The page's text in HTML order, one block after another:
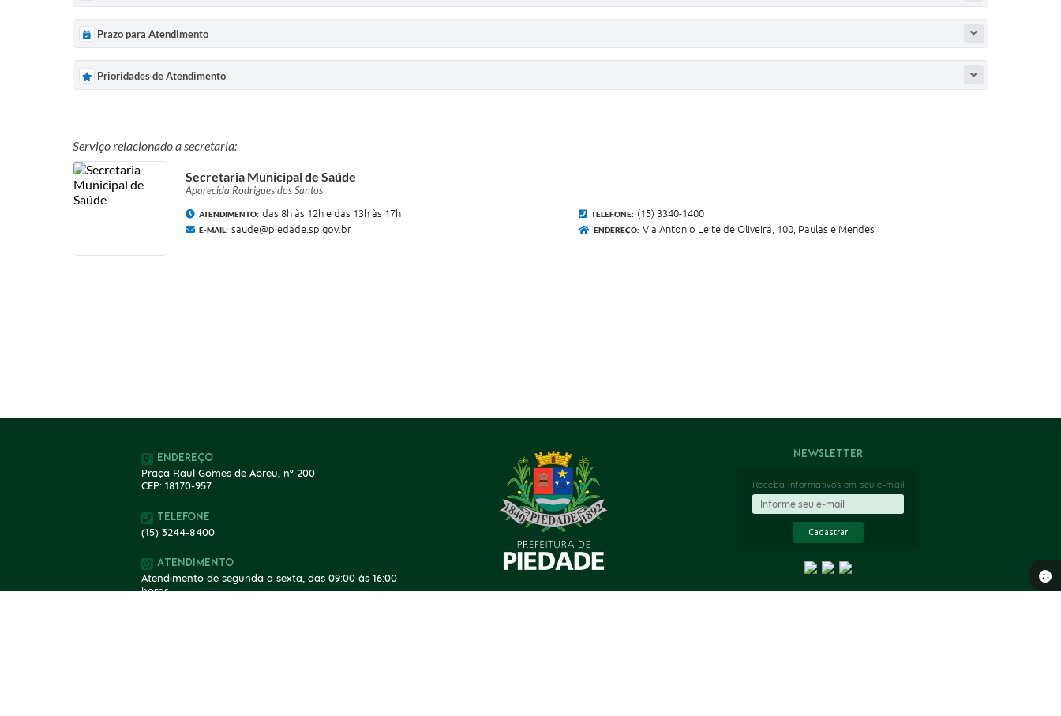
Prazo para Atendimento
Prioridades de Atendimento
Serviço relacionado a secretaria:
Secretaria Municipal de Saúde
Aparecida Rodrigues dos Santos
ATENDIMENTO: das 8h às 12h e das 13h às 17h TELEFONE: (15) 3340-1400
E-MAIL: saude@piedade.sp.gov.br ENDEREÇO: Via Antonio Leite de Oliveira, 100, Paulas e Mendes
Endereço
Praça Raul Gomes de Abreu, nº 200
CEP: 18170-957
Telefone
(15) 3244-8400
Atendimento
Atendimento de segunda a sexta, das 09:00 às 16:00
horas.
Newsletter
Receba informativos em seu e-mail
Cadastrar